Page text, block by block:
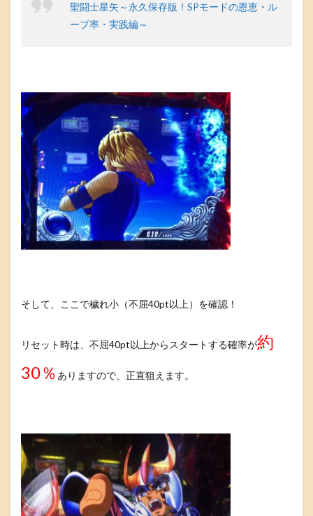
聖闘士星矢～永久保存版！SPモードの恩恵・ル
ープ率・実践編～
そして、ここで穢れ小（不屈40pt以上）を確認！
リセット時は、不屈40pt以上からスタートする確率が約
30％ ありますので、正直狙えます。